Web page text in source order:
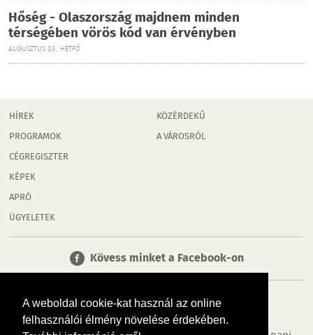
A weboldal cookie-kat használ az online
felhasználói élmény növelése érdekében.
Hőség - Olaszország majdnem minden
térségében vörös kód van érvényben
AUGUSZTUS 03., HÉTFŐ
HÍREK
PROGRAMOK
CÉGREGISZTER
KÉPEK
APRÓ
ÜGYELETEK
KÖZÉRDEKŰ
A VÁROSRÓL
Kövess minket a Facebook-on